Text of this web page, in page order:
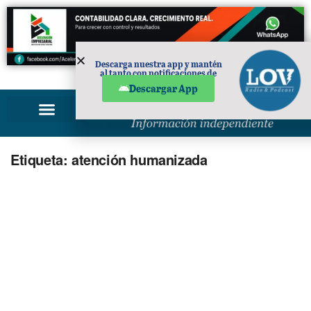
PUBLICIDAD
Etiqueta: atención humanizada
Descarga nuestra app y mantén
al tanto con notificaciones de
Descargar App